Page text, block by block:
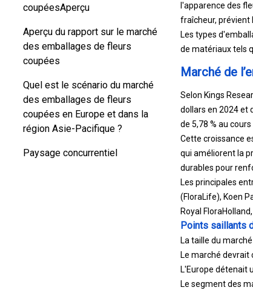
coupéesAperçu
Aperçu du rapport sur le marché
des emballages de fleurs
coupées
Quel est le scénario du marché
des emballages de fleurs
coupées en Europe et dans la
région Asie-Pacifique ?
Paysage concurrentiel
l'apparence des
fraîcheur, prévient
Les types
de matériaux tels
Marché de
Selon Kings
dollars en 2024 et
de 5,78 % au
Cette croissance
qui améliorent la
durables pour
Les principales
(FloraLife), Koen
Royal
Points saillants
La taille du
Le marché devrait
L'Europe détenait
Le segment des